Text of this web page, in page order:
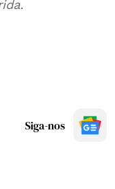
Siga-nos